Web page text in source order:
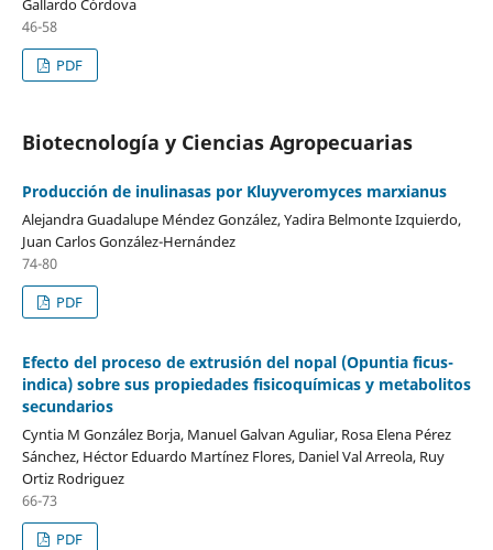
Gallardo Córdova
46-58
PDF
Biotecnología y Ciencias Agropecuarias
Producción de inulinasas por Kluyveromyces marxianus
Alejandra Guadalupe Méndez González, Yadira Belmonte Izquierdo,
Juan Carlos González-Hernández
74-80
PDF
Efecto del proceso de extrusión del nopal (Opuntia ficus-
indica) sobre sus propiedades fisicoquímicas y metabolitos
secundarios
Cyntia M González Borja, Manuel Galvan Aguliar, Rosa Elena Pérez
Sánchez, Héctor Eduardo Martínez Flores, Daniel Val Arreola, Ruy
Ortiz Rodriguez
66-73
PDF